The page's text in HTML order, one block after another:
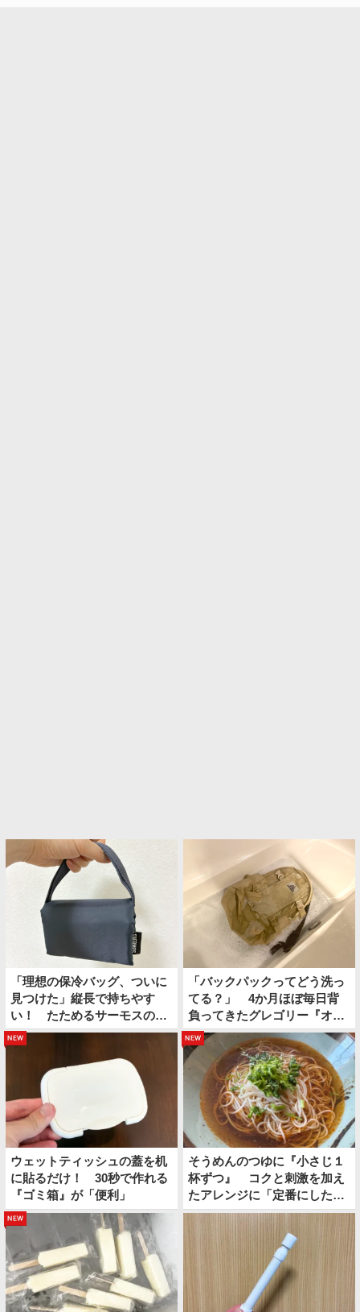
「理想の保冷バッグ、ついに
見つけた」縦長で持ちやす
い！ たためるサーモスの保
冷ショッピングバッグ
「バックパックってどう洗っ
てる？」 4か月ほぼ毎日背
負ってきたグレゴリー『オー
ルデイ』を…
ウェットティッシュの蓋を机
に貼るだけ！ 30秒で作れる
『ゴミ箱』が「便利」
new
そうめんのつゆに『小さじ１
杯ずつ』 コクと刺激を加え
たアレンジに「定番にした
い」